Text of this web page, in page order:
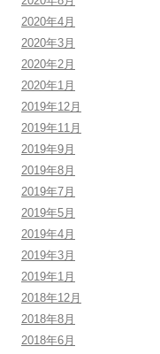
2020年4月
2020年3月
2020年2月
2020年1月
2019年12月
2019年11月
2019年9月
2019年8月
2019年7月
2019年5月
2019年4月
2019年3月
2019年1月
2018年12月
2018年8月
2018年6月